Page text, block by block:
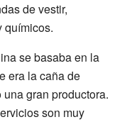
de vestir,
químicos.
se basaba en la
era la caña de
gran productora.
son muy